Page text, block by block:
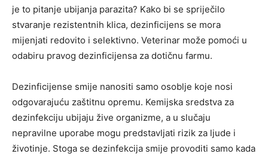
je to pitanje ubijanja parazita? Kako bi se spriječilo
stvaranje rezistentnih klica, dezinficijens se mora
mijenjati redovito i selektivno. Veterinar može pomoći u
odabiru pravog dezinficijensa za dotičnu farmu.
Dezinficijense smije nanositi samo osoblje koje nosi
odgovarajuću zaštitnu opremu. Kemijska sredstva za
dezinfekciju ubijaju žive organizme, a u slučaju
nepravilne uporabe mogu predstavljati rizik za ljude i
životinje. Stoga se dezinfekcija smije provoditi samo kada